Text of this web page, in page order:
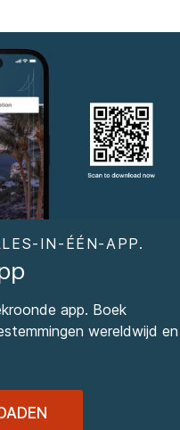
IN-ÉÉN-APP.
app. Boek
wereldwijd en